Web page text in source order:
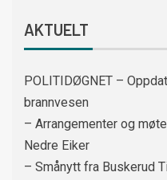
AKTUELT
POLITIDØGNET –
brannvesen
– Arrangementer og
Nedre Eiker
– Smånytt fra Buskerud